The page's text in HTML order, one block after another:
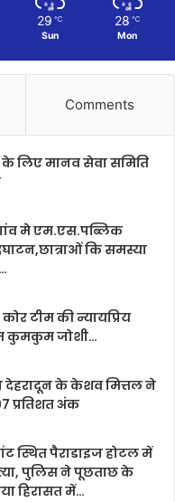
29 ℃
Sun
28 ℃
Mon
Comments
के लिए मानव सेवा समिति
मे एम.एस.पब्लिक
कि समस्या
टीम की न्यायप्रिय
कुमकुम जोशी…
के केशव मित्तल ने
प्रतिशत अंक
स्थित पैराडाइज होटल में
पुलिस ने पूछताछ के
हिरासत में…